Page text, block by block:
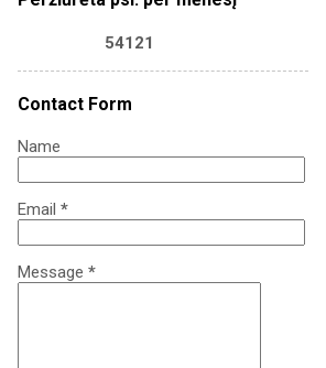
541 21
Contact Form
Name
Email *
Message *